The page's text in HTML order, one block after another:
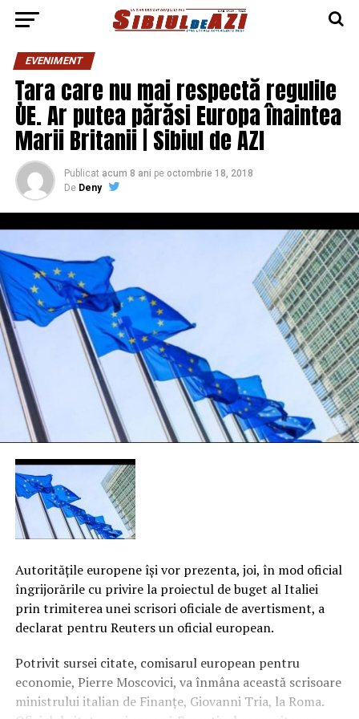
EVENIMENT
Țara care nu mai respectă regulile
UE. Ar putea părăsi Europa înaintea
Marii Britanii | Sibiul de AZI
Publicat acum 8 ani pe octombrie 18, 2018
De Deny
Autorităţile europene îşi vor prezenta, joi, în mod oficial
îngrijorările cu privire la proiectul de buget al Italiei
prin trimiterea unei scrisori oficiale de avertisment, a
declarat pentru Reuters un oficial european.
Potrivit sursei citate, comisarul european pentru
economie, Pierre Moscovici, va înmâna această scrisoare
ministrului italian de Finanţe, Giovanni Tria, la Roma.